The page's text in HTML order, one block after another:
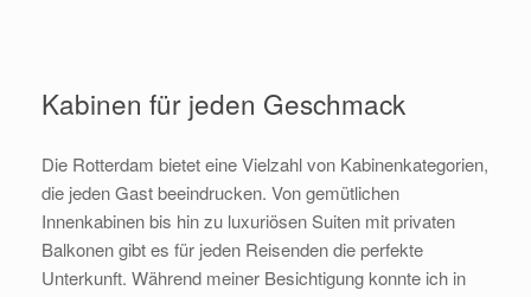
Kabinen für jeden Geschmack
Die Rotterdam bietet eine Vielzahl von Kabinenkategorien,
die jeden Gast beeindrucken. Von gemütlichen
Innenkabinen bis hin zu luxuriösen Suiten mit privaten
Balkonen gibt es für jeden Reisenden die perfekte
Unterkunft. Während meiner Besichtigung konnte ich in